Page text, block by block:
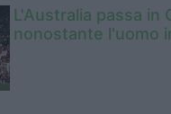
L'Australia passa in
nonostante l'uomo